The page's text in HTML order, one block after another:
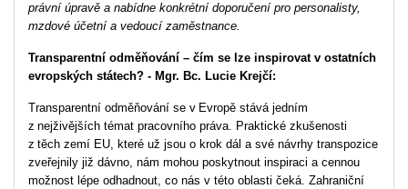
právní úpravě a nabídne konkrétní doporučení pro personalisty,
mzdové účetní a vedoucí zaměstnance.
Transparentní odměňování – čím se lze inspirovat v ostatních
evropských státech? - Mgr. Bc. Lucie Krejčí:
Transparentní odměňování se v Evropě stává jedním
z nejživějších témat pracovního práva. Praktické zkušenosti
z těch zemí EU, které už jsou o krok dál a své návrhy transpozice
zveřejnily již dávno, nám mohou poskytnout inspiraci a cennou
možnost lépe odhadnout, co nás v této oblasti čeká. Zahraniční